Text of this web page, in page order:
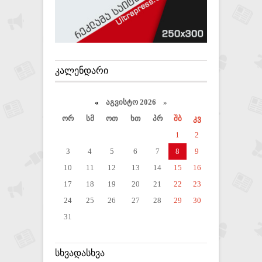
ᲙᲐᲚᲔᲜᲓᲐᲠᲘ
« აგვისტო 2026 »
ორ
სმ ოთ ხთ პრ შბ
კვ
1
2
3
4 5 6 7 8
9
10
11 12 13 14 15
16
17
18 19 20 21 22
23
24
25 26 27 28 29
30
31
ᲡᲮᲕᲐᲓᲐᲡᲮᲕᲐ